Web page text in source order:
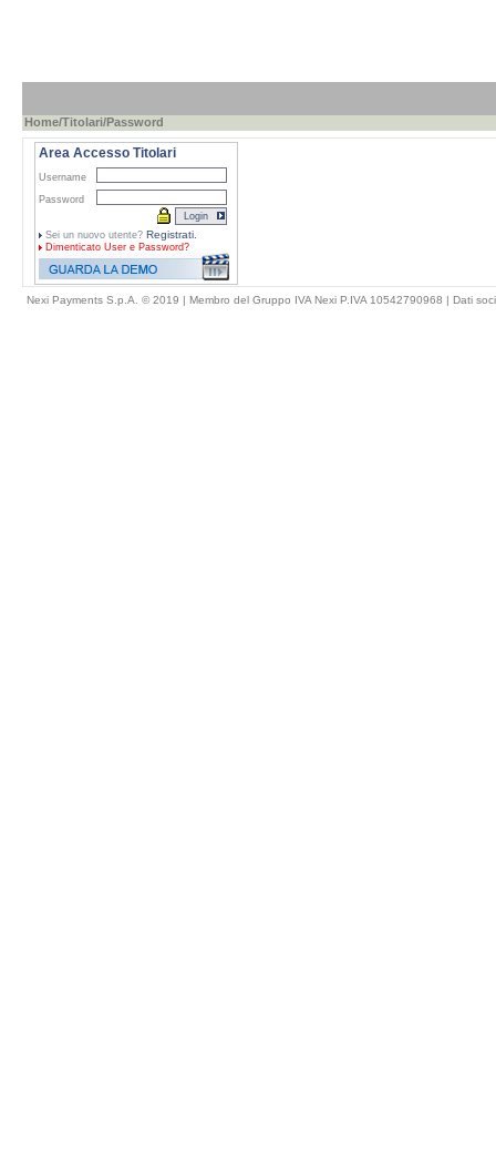
Home/Titolari/Password
Area Accesso Titolari
Username
Password
Sei un nuovo utente? Registrati.
Dimenticato User e Password?
Nexi Payments S.p.A. © 2019 | Membro del Gruppo IVA Nexi P.IVA 10542790968 | Dati